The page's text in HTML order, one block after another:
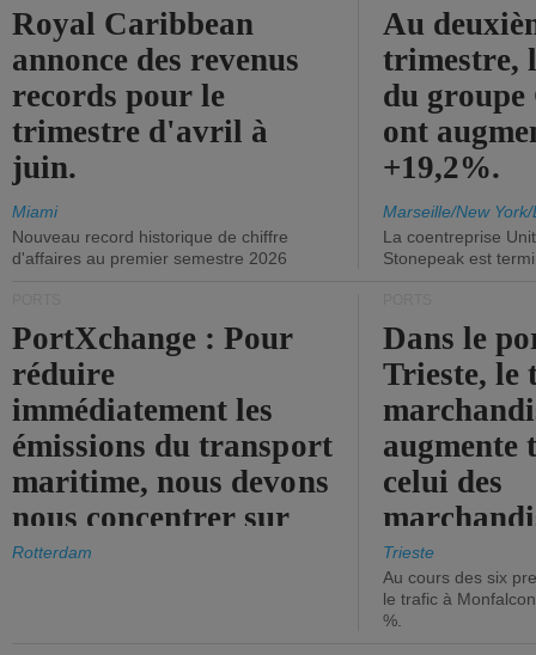
Royal Caribbean
annonce des revenus
records pour le
trimestre d'avril à
juin.
Miami
Nouveau record historique de chiffre
d'affaires au premier semestre 2026
Au
trimestre,
du
ont
+19,2%.
Marseille/New
La coentreprise
Stonepeak est
PortXchange : Pour
réduire
immédiatement les
émissions du transport
maritime, nous devons
nous concentrer sur
les ports.
Rotterdam
Dans le
Trieste, le
augmente
celui des
diminue.
Trieste
Au cours des six
le trafic à
%.